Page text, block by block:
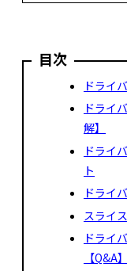
目次
ドライ
ドライ
解】
ドライ
ト
ドライ
スライ
ドライ
【Q&A】